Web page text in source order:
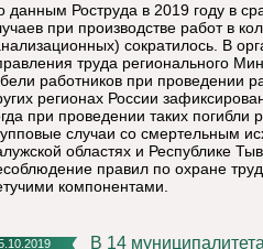
данным Роструда в 2019 году в
при производстве работ в
сократилось. В
труда регионального
работников при проведении
регионах России
при проведении таких погибли
случаи со смертельным
областях и Республике
правил по охране
компонентами.
В 14 муниципалитетах Коми до конца года пройдут аукционы